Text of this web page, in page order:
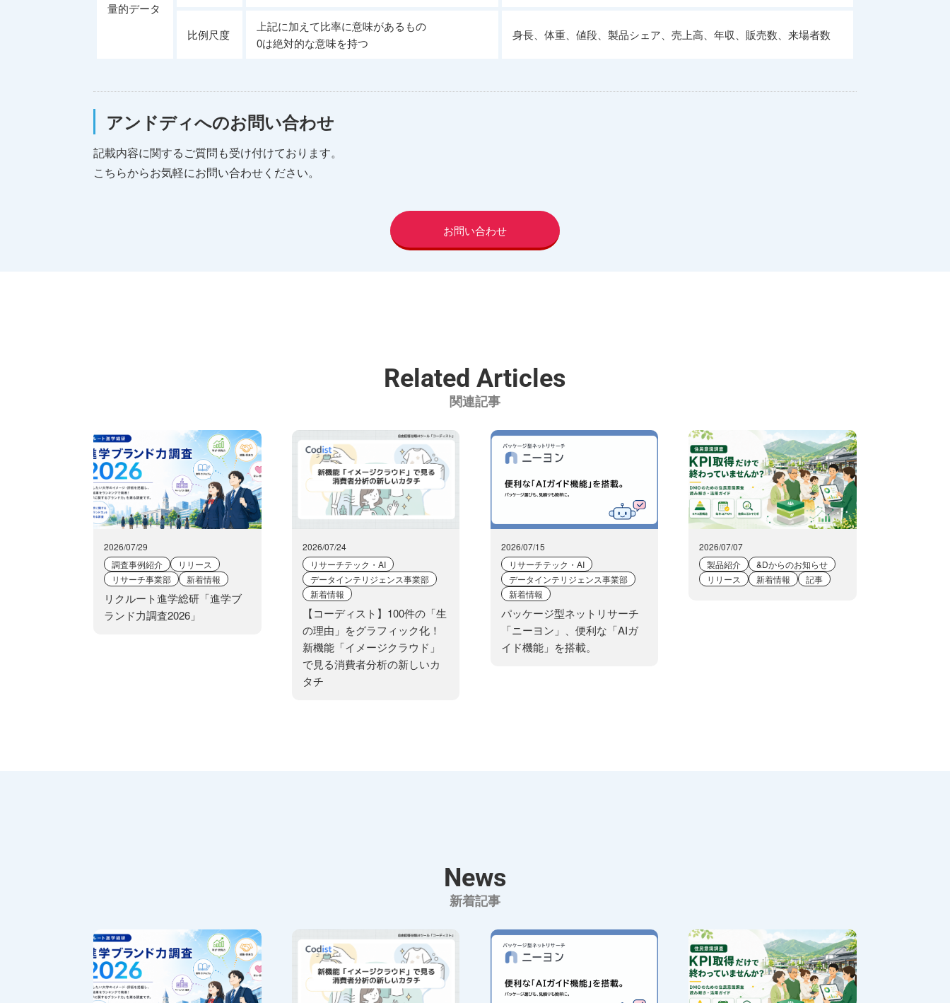
量的データ
比例尺度
上記に加えて比率に意味があるもの
0は絶対的な意味を持つ
身長、体重、値段、製品シェア、売上高、年収、販売数、来場者数
アンドディへのお問い合わせ
記載内容に関するご質問も受け付けております。
こちらからお気軽にお問い合わせください。
お問い合わせ
Related Articles
関連記事
2026/07/29
調査事例紹介
リリース
リサーチ事業部
新着情報
リクルート進学総研「進学ブ
ランド力調査2026」
2026/07/24
リサーチテック・AI
データインテリジェンス事業部
新着情報
【コーディスト】100件の「生
の理由」をグラフィック化！
新機能「イメージクラウド」
で見る消費者分析の新しいカ
タチ
2026/07/15
リサーチテック・AI
データインテリジェンス事業部
新着情報
パッケージ型ネットリサーチ
「ニーヨン」、便利な「AIガ
イド機能」を搭載。
2026/07/07
製品紹介
&Dからのお知らせ
リリース
新着情報 記事
News
新着記事